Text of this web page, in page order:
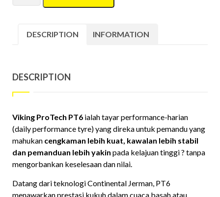
DESCRIPTION INFORMATION
DESCRIPTION
Viking ProTech PT6 ialah tayar performance-harian
(daily performance tyre) yang direka untuk pemandu yang
mahukan cengkaman lebih kuat, kawalan lebih stabil
dan pemanduan lebih yakin pada kelajuan tinggi ? tanpa
mengorbankan keselesaan dan nilai.
Datang dari teknologi Continental Jerman, PT6
menawarkan prestasi kukuh dalam cuaca basah atau